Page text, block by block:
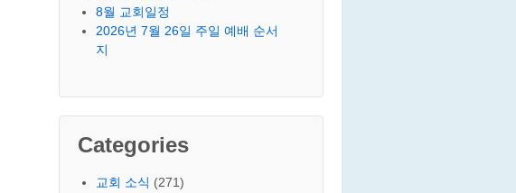
8월 교회일정
2026년 7월 26일 주일 예배 순서
지
Categories
교회 소식 (271)